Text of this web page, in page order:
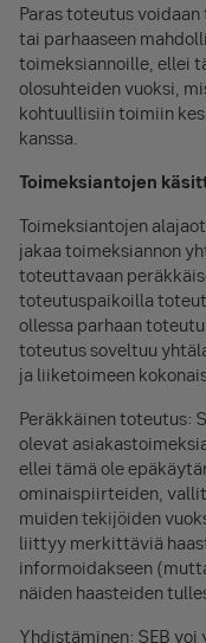
Paras toteutus
tai parhaaseen
toimeksiannoille, ellei
olosuhteiden vuoksi,
kohtuullisiin toimiin
kanssa.
Toimeksiantojen
Toimeksiantojen
jakaa toimeksiannon
toteuttavaan
toteutuspaikoilla
ollessa parhaan
toteutus soveltuu
ja liiketoimeen
Peräkkäinen toteutus:
olevat
ellei tämä ole
ominaispiirteiden,
muiden tekijöiden
liittyy merkittäviä
informoidakseen
näiden haasteiden
Yhdistäminen: SEB